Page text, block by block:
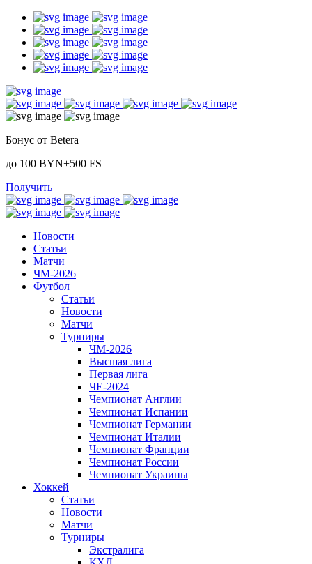
Бонус от Betera
до 100 BYN+500 FS
Получить
Новости
Статьи
Матчи
ЧМ-2026
Футбол
Статьи
Новости
Матчи
Турниры
ЧМ-2026
Высшая лига
Первая лига
ЧЕ-2024
Чемпионат Англии
Чемпионат Испании
Чемпионат Германии
Чемпионат Италии
Чемпионат Франции
Чемпионат России
Чемпионат Украины
Хоккей
Статьи
Новости
Матчи
Турниры
Экстралига